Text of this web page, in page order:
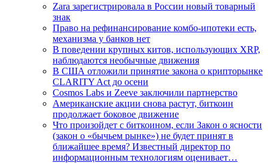
Zara зарегистрировала в России новый товарный
знак
Право на рефинансирование комбо-ипотеки есть,
механизма у банков нет
В поведении крупных китов, использующих XRP,
наблюдаются необычные движения
В США отложили принятие закона о крипторынке
CLARITY Act до осени
Cosmos Labs и Zeeve заключили партнерство
Американские акции снова растут, биткоин
продолжает боковое движение
Что произойдет с биткоином, если Закон о ясности
(закон о «бычьем рынке») не будет принят в
ближайшее время? Известный директор по
информационным технологиям оценивает…